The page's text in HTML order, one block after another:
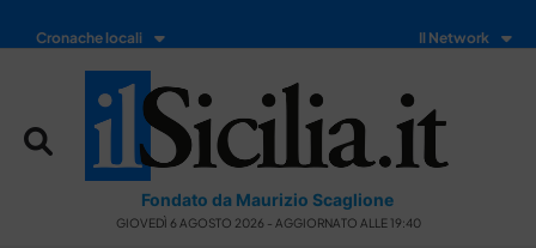
Cronache locali Il Network
Fondato da Maurizio Scaglione
GIOVEDÌ 6 AGOSTO 2026 - AGGIORNATO ALLE 19:40